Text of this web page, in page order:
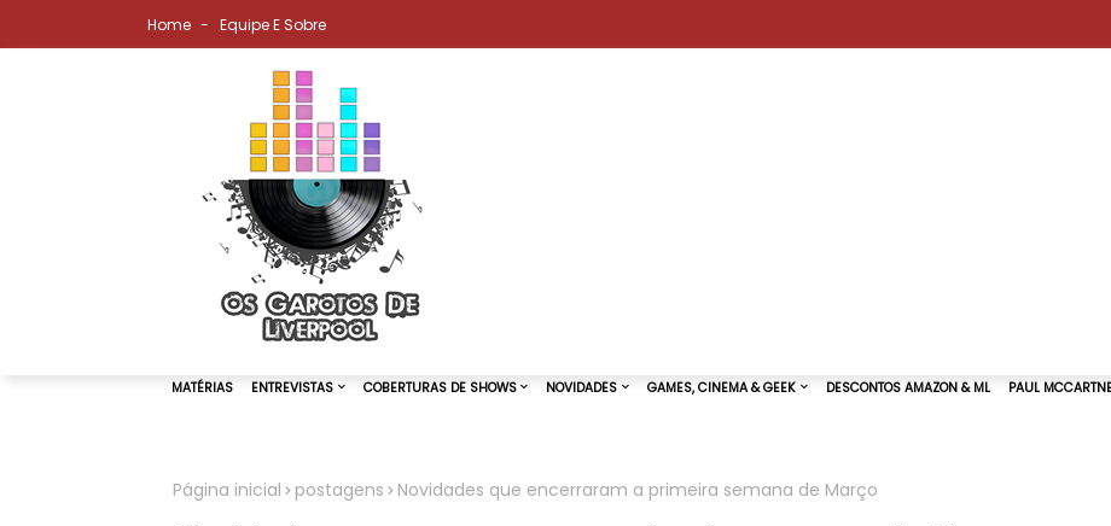
Home Equipe E Sobre
Página inicial postagens Novidades que encerraram a primeira semana de Março